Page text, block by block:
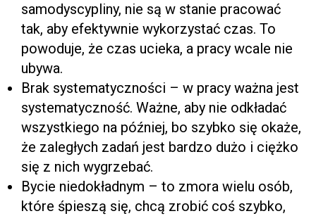
samodyscypliny, nie są w stanie pracować
tak, aby efektywnie wykorzystać czas. To
powoduje, że czas ucieka, a pracy wcale nie
ubywa.
Brak systematyczności – w pracy ważna jest
systematyczność. Ważne, aby nie odkładać
wszystkiego na później, bo szybko się okaże,
że zaległych zadań jest bardzo dużo i ciężko
się z nich wygrzebać.
Bycie niedokładnym – to zmora wielu osób,
które śpieszą się, chcą zrobić coś szybko,